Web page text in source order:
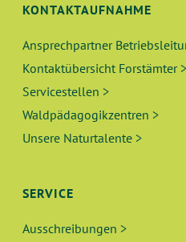
KONTAKTAUFNAHME
Ansprechpartner
Kontaktübersicht Forstämter >
Servicestellen >
Waldpädagogikzentren >
Unsere Naturtalente >
SERVICE
Ausschreibungen >